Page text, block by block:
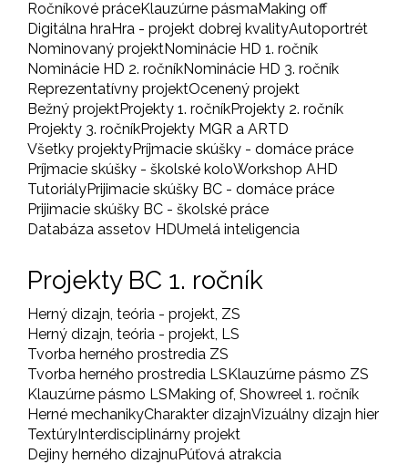
Ročníkové práceKlauzúrne pásmaMaking off
Digitálna hraHra - projekt dobrej kvalityAutoportrét
Nominovaný projektNominácie HD 1. ročník
Nominácie HD 2. ročníkNominácie HD 3. ročník
Reprezentatívny projektOcenený projekt
Bežný projektProjekty 1. ročníkProjekty 2. ročník
Projekty 3. ročníkProjekty MGR a ARTD
Všetky projektyPríjmacie skúšky - domáce práce
Príjmacie skúšky - školské koloWorkshop AHD
TutoriályPrijimacie skúšky BC - domáce práce
Prijimacie skúšky BC - školské práce
Databáza assetov HDUmelá inteligencia
Projekty BC 1. ročník
Herný dizajn, teória - projekt, ZS
Herný dizajn, teória - projekt, LS
Tvorba herného prostredia ZS
Tvorba herného prostredia LSKlauzúrne pásmo ZS
Klauzúrne pásmo LSMaking of, Showreel 1. ročník
Herné mechanikyCharakter dizajnVizuálny dizajn hier
TextúryInterdisciplinárny projekt
Dejiny herného dizajnuPúťová atrakcia